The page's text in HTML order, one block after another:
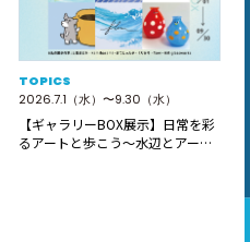
TOPICS
2026.7.1（水）〜9.30（水）
【ギャラリーBOX展示】日常を彩
るアートと歩こう～水辺とアート